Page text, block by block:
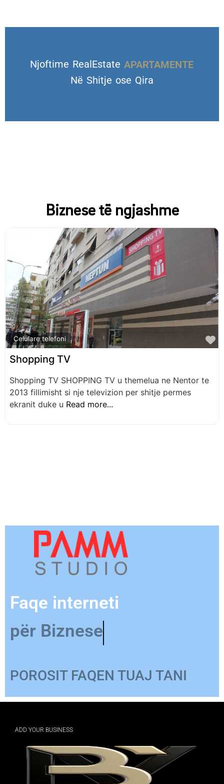
Njoftime RealEstate
VILA DHE TROJE
Biznese të ngjashme
Celulare telefoni
Shopping TV
Shopping TV SHOPPING TV u themelua ne Nentor te
2013 fillimisht si nje televizion per shitje permes
Faqe interneti